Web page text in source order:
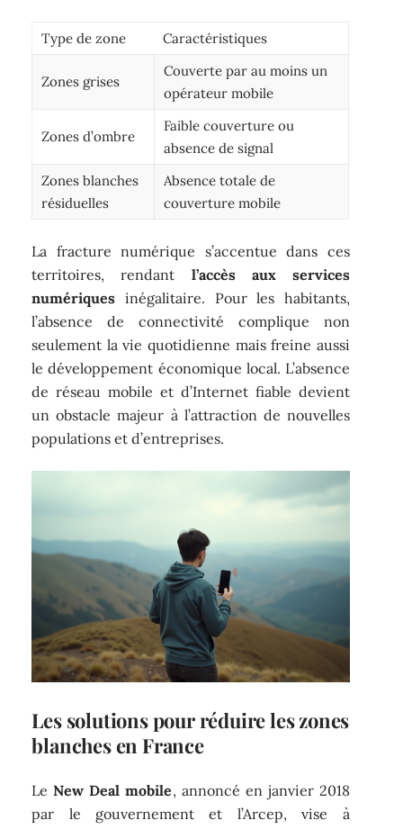
Type de zone Caractéristiques
Zones grises
Couverte par au moins un
opérateur mobile
Zones d’ombre
Faible couverture ou
absence de signal
Zones blanches
résiduelles
Absence totale de
couverture mobile
La fracture numérique s’accentue dans ces
territoires, rendant l’accès aux services
numériques inégalitaire. Pour les habitants,
l’absence de connectivité complique non
seulement la vie quotidienne mais freine aussi
le développement économique local. L’absence
de réseau mobile et d’Internet fiable devient
un obstacle majeur à l’attraction de nouvelles
populations et d’entreprises.
Les solutions pour réduire les zones
blanches en France
LeNew Deal mobile, annoncé en janvier 2018
par le gouvernement et l’Arcep, vise à